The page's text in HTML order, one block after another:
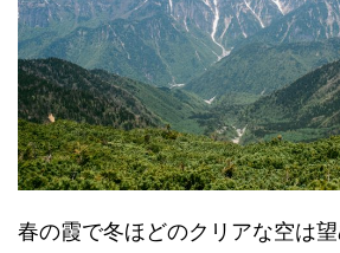
春の霞で冬ほどのクリアな空は